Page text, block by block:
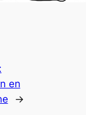
en
→